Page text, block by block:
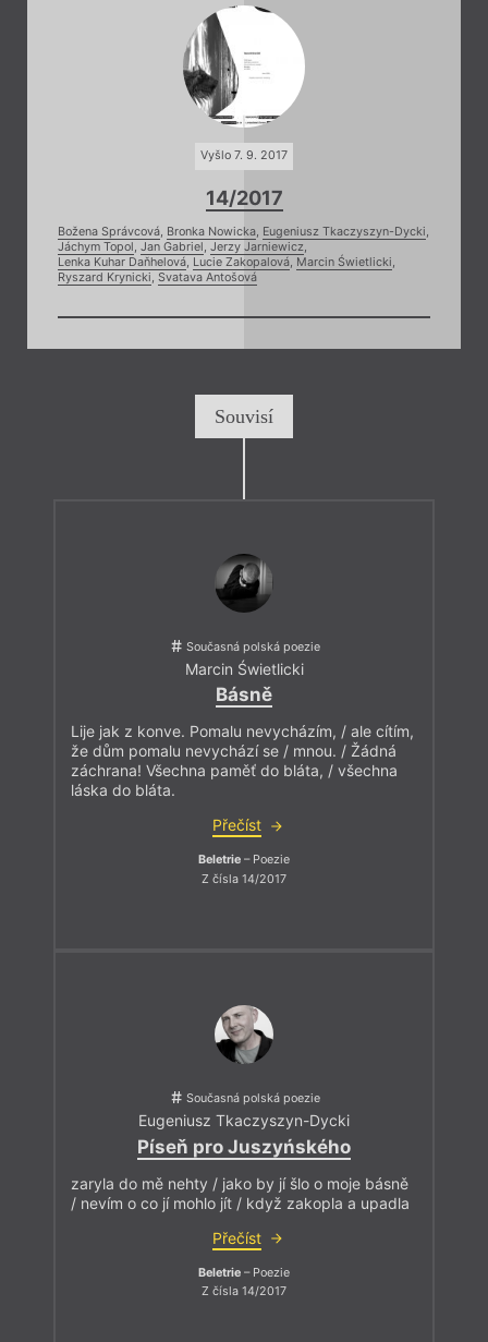
Vyšlo 7. 9. 2017
14/2017
Božena Správcová, Bronka Nowicka, Eugeniusz Tkaczyszyn-Dycki,
Jáchym Topol, Jan Gabriel, Jerzy Jarniewicz,
Lenka Kuhar Daňhelová, Lucie Zakopalová, Marcin Świetlicki,
Ryszard Krynicki, Svatava Antošová
Souvisí
Současná polská poezie
Marcin Świetlicki
Básně
Lije jak z konve. Pomalu nevycházím, / ale cítím,
že dům pomalu nevychází se / mnou. / Žádná
záchrana! Všechna paměť do bláta, / všechna
láska do bláta.
Přečíst
Beletrie – Poezie
Z čísla 14/2017
Současná polská poezie
Eugeniusz Tkaczyszyn-Dycki
Píseň pro Juszyńského
zaryla do mě nehty / jako by jí šlo o moje básně
/ nevím o co jí mohlo jít / když zakopla a upadla
Přečíst
Beletrie – Poezie
Z čísla 14/2017